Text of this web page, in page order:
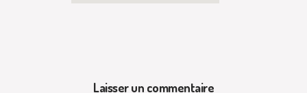
Laisser un commentaire